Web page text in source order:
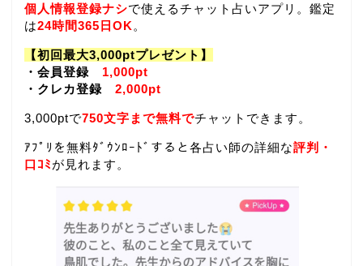
個人情報登録ナシで使えるチャット占いアプリ。鑑定
は24時間365日OK 。
【初回最大3,000ptプレゼント】
・会員登録 1,000pt
・クレカ登録 2,000pt
3,000ptで750文字まで無料でチャットできます。
ｱﾌﾟﾘを無料ﾀﾞｳﾝﾛｰﾄﾞすると各占い師の詳細な評判・
口ｺﾐが見れます。